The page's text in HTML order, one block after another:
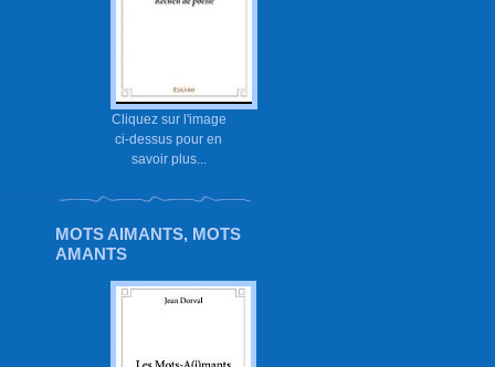
Cliquez sur l'image
ci-dessus pour en
savoir plus...
MOTS AIMANTS, MOTS
AMANTS